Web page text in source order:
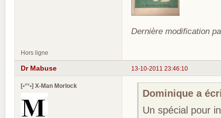
Dernière modification
Hors ligne
13-10-2011 23:46:10
Dr Mabuse
[•°°•] X-Man Morlock
Dominique a
Un spécial pour